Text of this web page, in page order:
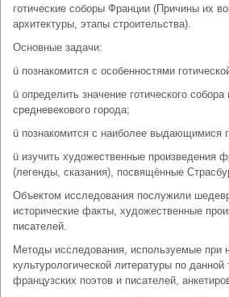
готические соборы Франции (Причины их
архитектуры, этапы строительства).
Основные задачи:
ü познакомится с особенностями
ü определить значение готического
средневекового города;
ü познакомится с наиболее выдающимися
ü изучить художественные произведения
(легенды, сказания), посвящённые
Объектом исследования послужили
исторические факты, художественные
писателей.
Методы исследования, используемые при
культурологической литературы по
французских поэтов и писателей,